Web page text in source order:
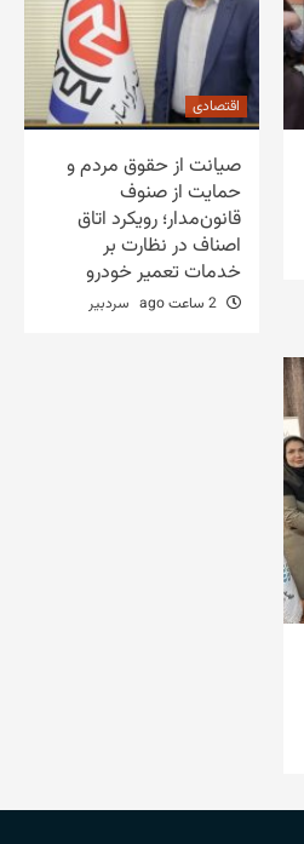
اقتصادی
صیانت از حقوق مردم و
حمایت از صنوف
قانون‌مدار؛ رویکرد اتاق
اصناف در نظارت بر
خدمات تعمیر خودرو
سردبیر